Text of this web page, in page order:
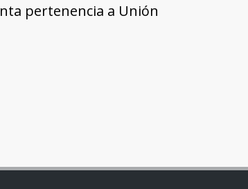
pertenencia a Unión